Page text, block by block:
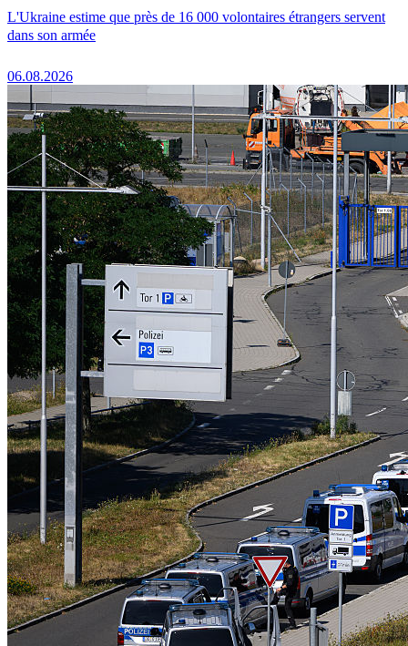
L'Ukraine estime que près de 16 000 volontaires étrangers servent
dans son armée
06.08.2026